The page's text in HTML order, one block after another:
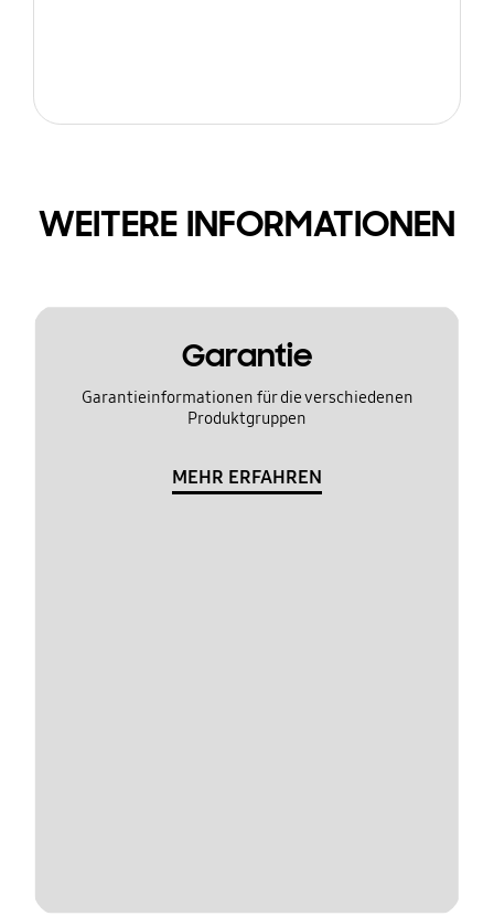
WEITERE INFORMATIONEN
Garantie
Garantieinformationen für die verschiedenen
Produktgruppen
MEHR ERFAHREN